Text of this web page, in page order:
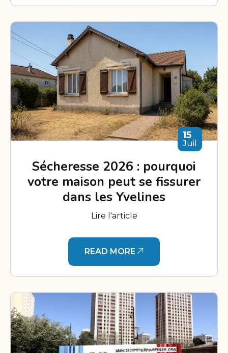
15
Juil
Sécheresse 2026 : pourquoi
votre maison peut se fissurer
dans les Yvelines
Lire l'article
READ MORE